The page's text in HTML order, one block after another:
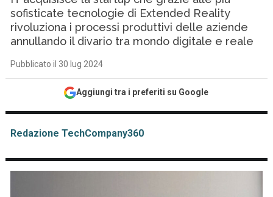
sofisticate tecnologie di Extended Reality
rivoluziona i processi produttivi delle aziende
annullando il divario tra mondo digitale e reale
Pubblicato il 30 lug 2024
Aggiungi tra i preferiti su Google
Redazione TechCompany360